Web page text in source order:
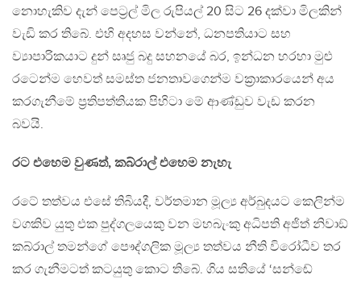
නොහැකිව දැන් පෙට්‍රල් මිල රුපියල් 20 සිට 26 දක්වා මිලකින්
වැඩි කර තිබේ. එහි අදහස වන්නේ, ධනපතියාට සහ
ව්‍යාපාරිකයාට දුන් සෘජු බදු සහනයේ බර, ඉන්ධන හරහා මුළු
රටෙන්ම හෙවත් සමස්ත ජනතාවගෙන්ම වක්‍රාකාරයෙන් අය
කරගැනීමේ ප්‍රතිපත්තියක පිහිටා මේ ආණ්ඩුව වැඩ කරන
බවයි.
රට එහෙම වුණත්, කබ්රාල් එහෙම නැහැ
රටේ තත්වය එසේ තිබියදී, වර්තමාන මූල්‍ය අර්බුදයට කෙලින්ම
වගකිව යුතු එක පුද්ගලයෙකු වන මහබැංකු අධිපති අජිත් නිවාඞ්
කබ්රාල් තමන්ගේ පෞද්ගලික මූල්‍ය තත්වය නීති විරෝධීව තර
කර ගැනීමටත් කටයුතු කොට තිබේ. ගිය සතියේ ‘සන්ඬේ